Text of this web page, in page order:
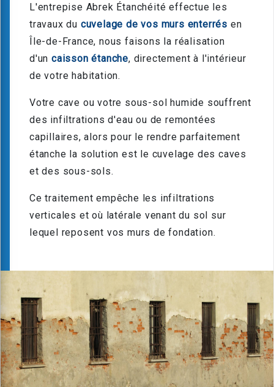
L'entrepise Abrek Étanchéité effectue les
travaux du cuvelage de vos murs enterrés en
Île-de-France, nous faisons la réalisation
d'un caisson étanche, directement à l'intérieur
de votre habitation.
Votre cave ou votre sous-sol humide souffrent
des infiltrations d'eau ou de remontées
capillaires, alors pour le rendre parfaitement
étanche la solution est le cuvelage des caves
et des sous-sols.
Ce traitement empêche les infiltrations
verticales et où latérale venant du sol sur
lequel reposent vos murs de fondation.